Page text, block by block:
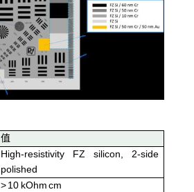
值
High-resistivity FZ silicon, 2-side
polished
> 10 kOhm cm